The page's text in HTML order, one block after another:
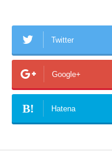
Twitter
Google+
B! Hatena